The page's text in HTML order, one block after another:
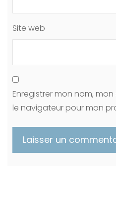
Site web
Enregistrer mon nom,
le navigateur pour mon